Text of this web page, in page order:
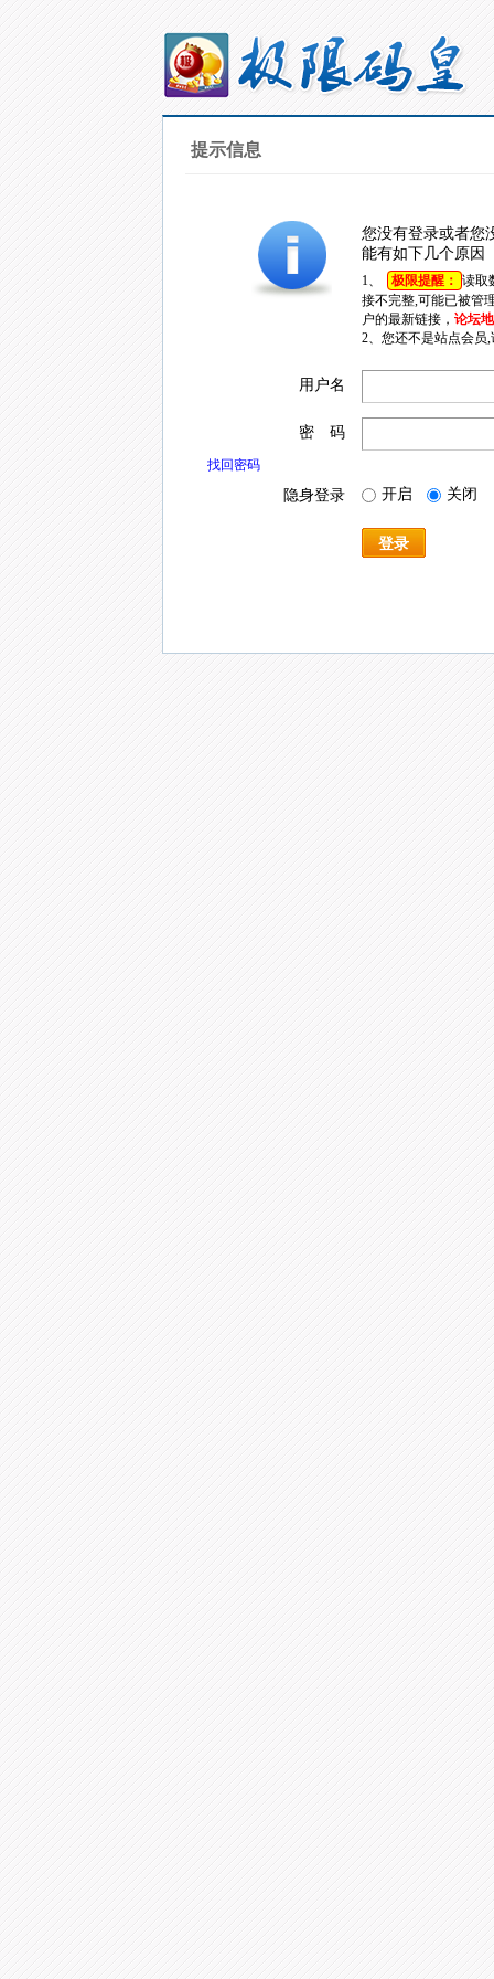
提示信息
您没有登录或者您
能有如下几个原因
1、 极限提醒： 读取
接不完整,可能已被管
户的最新链接， 论坛
2、您还不是站点会员
用户名
密 码
找回密码
隐身登录 开启 关闭
登录